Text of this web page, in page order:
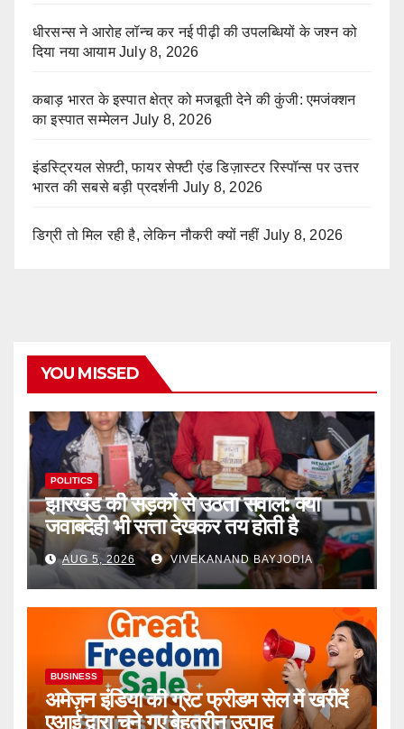
धीरसन्स ने आरोह लॉन्च कर नई पीढ़ी की उपलब्धियों के जश्न को
दिया नया आयाम July 8, 2026
कबाड़ भारत के इस्पात क्षेत्र को मजबूती देने की कुंजी: एमजंक्शन
का इस्पात सम्मेलन July 8, 2026
इंडस्ट्रियल सेफ़्टी, फायर सेफ्टी एंड डिज़ास्टर रिस्पॉन्स पर उत्तर
भारत की सबसे बड़ी प्रदर्शनी July 8, 2026
डिग्री तो मिल रही है, लेकिन नौकरी क्यों नहीं July 8, 2026
YOU MISSED
POLITICS
झारखंड की सड़कों से उठता सवाल: क्या
जवाबदेही भी सत्ता देखकर तय होती है
AUG 5, 2026 VIVEKANAND BAYJODIA
BUSINESS
अमेज़न इंडिया की ग्रेट फ्रीडम सेल में खरीदें
एआई द्वारा चुने गए बेहतरीन उत्पाद